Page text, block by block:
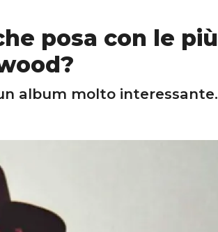
posa con le più
album molto interessante.